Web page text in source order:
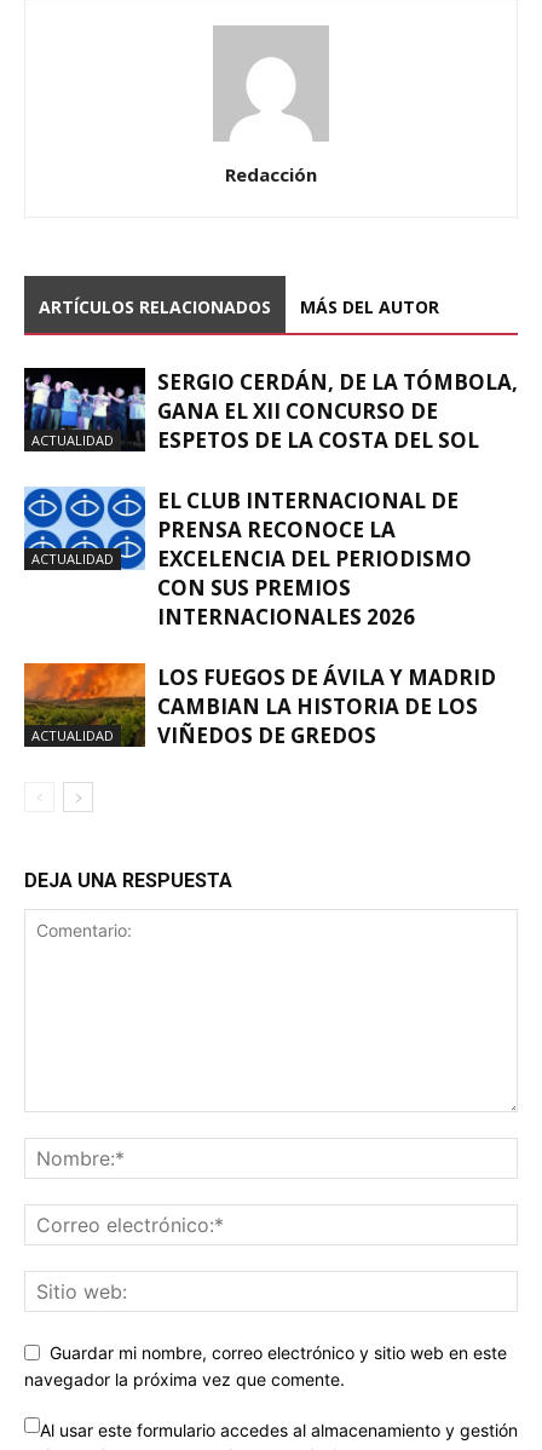
Redacción
ARTÍCULOS RELACIONADOS MÁS DEL AUTOR
ACTUALIDAD
SERGIO CERDÁN, DE LA TÓMBOLA,
GANA EL XII CONCURSO DE
ESPETOS DE LA COSTA DEL SOL
ACTUALIDAD
EL CLUB INTERNACIONAL DE
PRENSA RECONOCE LA
EXCELENCIA DEL PERIODISMO
CON SUS PREMIOS
INTERNACIONALES 2026
ACTUALIDAD
LOS FUEGOS DE ÁVILA Y MADRID
CAMBIAN LA HISTORIA DE LOS
VIÑEDOS DE GREDOS
DEJA UNA RESPUESTA
Guardar mi nombre, correo electrónico y sitio web en este
navegador la próxima vez que comente.
Al usar este formulario accedes al almacenamiento y gestión